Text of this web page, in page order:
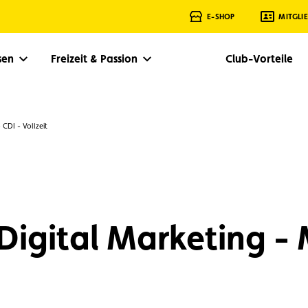
E-SHOP
Freizeit & Passion Club-Vorteile
- Vollzeit
Marketing -